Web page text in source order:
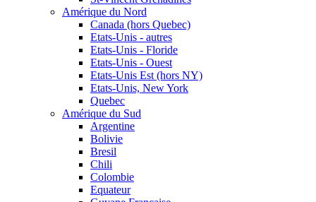
Amérique du Nord
Canada (hors Quebec)
Etats-Unis - autres
Etats-Unis - Floride
Etats-Unis - Ouest
Etats-Unis Est (hors NY)
Etats-Unis, New York
Quebec
Amérique du Sud
Argentine
Bolivie
Bresil
Chili
Colombie
Equateur